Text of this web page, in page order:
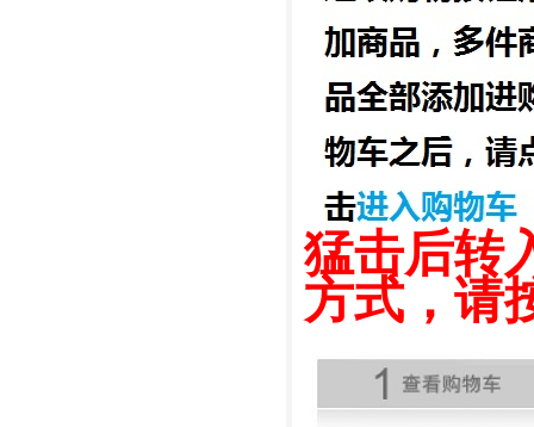
猛击后转
方式，请